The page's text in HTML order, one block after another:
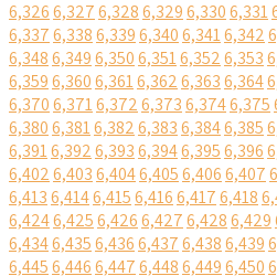
6,3266,3276,3286,3296,3306,331
6,3376,3386,3396,3406,3416,342
6,3486,3496,3506,3516,3526,353
6,3596,3606,3616,3626,3636,364
6,3706,3716,3726,3736,3746,375
6,3806,3816,3826,3836,3846,385
6,3916,3926,3936,3946,3956,396
6,4026,4036,4046,4056,4066,407
6,4136,4146,4156,4166,4176,418
6,4246,4256,4266,4276,4286,429
6,4346,4356,4366,4376,4386,439
6,4456,4466,4476,4486,4496,450